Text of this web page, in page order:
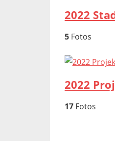
2022
5 Fotos
2022
17 Fotos